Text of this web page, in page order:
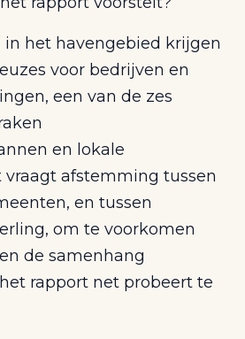
het havengebied krijgen
voor bedrijven en
een van de zes
en lokale
vraagt afstemming tussen
en tussen
om te voorkomen
de samenhang
rapport net probeert te